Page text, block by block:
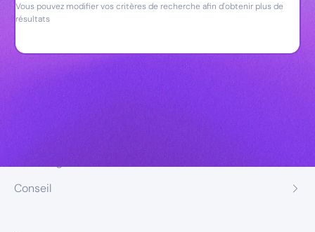
Vous pouvez modifier vos critères de recherche afin d'obtenir plus de
résultats
Conseil